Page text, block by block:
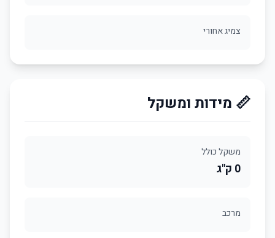
צמיג אחורי
📏 מידות ומשקל
משקל כולל
0 ק"ג
מרכב